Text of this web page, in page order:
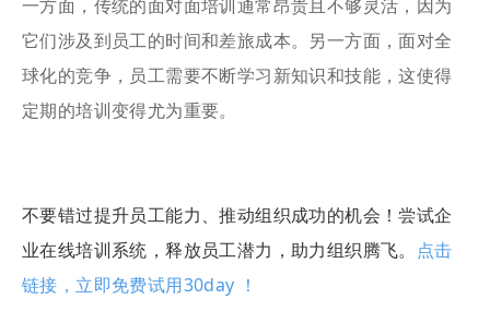
一方面，传统的面对面培训通常昂贵且不够灵活，因为
它们涉及到员工的时间和差旅成本。另一方面，面对全
球化的竞争，员工需要不断学习新知识和技能，这使得
定期的培训变得尤为重要。
不要错过提升员工能力、推动组织成功的机会！尝试企
业在线培训系统，释放员工潜力，助力组织腾飞。 点击
链接，立即免费试用30day ！